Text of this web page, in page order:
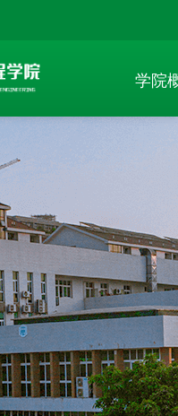
学院